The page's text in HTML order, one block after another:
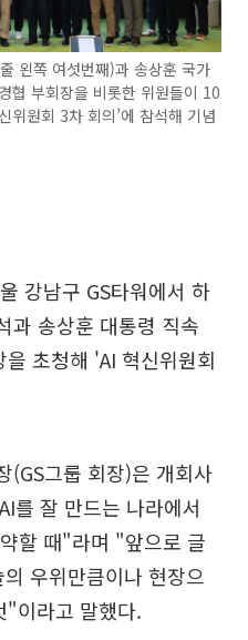
왼쪽 여섯번째)과 송상훈 국가
협 부회장을 비롯한 위원들이 10
위원회 3차 회의’에 참석해 기념
강남구 GS타워에서 하
과 송상훈 대통령 직속
초청해 'AI 혁신위원회
(GS그룹 회장)은 개회사
를 잘 만드는 나라에서
할 때"라며 "앞으로 글
우위만큼이나 현장으
"이라고 말했다.